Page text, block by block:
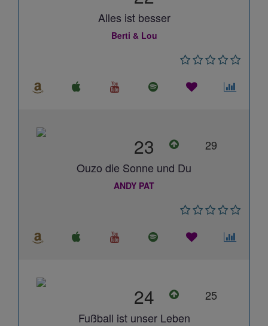
Alles ist besser
Berti & Lou
23
29
Ouzo die Sonne und Du
ANDY PAT
24
25
Fußball ist unser Leben